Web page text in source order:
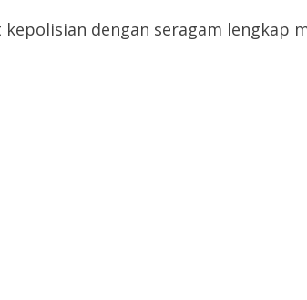
dengan seragam lengkap